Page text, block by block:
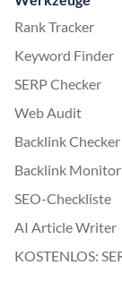
Rank Tracker
Keyword Finder
SERP Checker
Web Audit
Backlink Checker
Backlink Monitor
SEO-Checkliste
AI Article Writer
KOSTENLOS: